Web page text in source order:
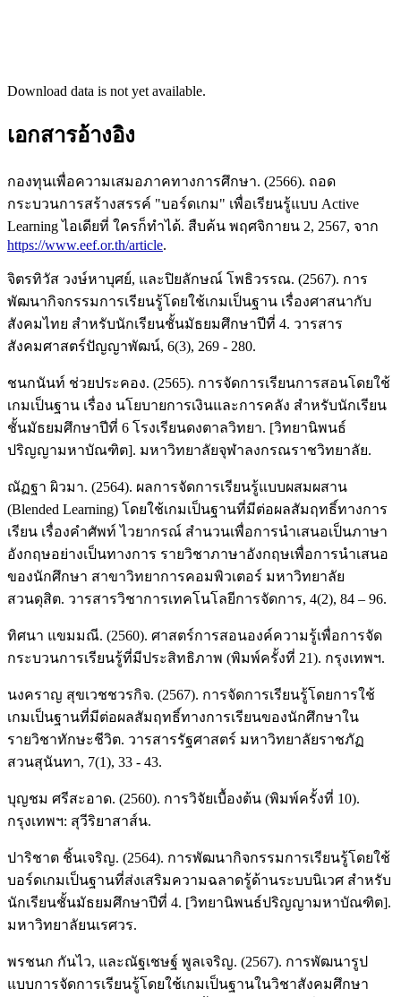
Download data is not yet available.
เอกสารอ้างอิง
กองทุนเพื่อความเสมอภาคทางการศึกษา. (2566). ถอด
กระบวนการสร้างสรรค์ "บอร์ดเกม" เพื่อเรียนรู้แบบ Active
Learning ไอเดียที่ ใครก็ทำได้. สืบค้น พฤศจิกายน 2, 2567, จาก
https://www.eef.or.th/article.
จิตรทิวัส วงษ์หาบุศย์, และปิยลักษณ์ โพธิวรรณ. (2567). การ
พัฒนากิจกรรมการเรียนรู้โดยใช้เกมเป็นฐาน เรื่องศาสนากับ
สังคมไทย สำหรับนักเรียนชั้นมัธยมศึกษาปีที่ 4. วารสาร
สังคมศาสตร์ปัญญาพัฒน์, 6(3), 269 - 280.
ชนกนันท์ ช่วยประคอง. (2565). การจัดการเรียนการสอนโดยใช้
เกมเป็นฐาน เรื่อง นโยบายการเงินและการคลัง สำหรับนักเรียน
ชั้นมัธยมศึกษาปีที่ 6 โรงเรียนดงตาลวิทยา. [วิทยานิพนธ์
ปริญญามหาบัณฑิต]. มหาวิทยาลัยจุฬาลงกรณราชวิทยาลัย.
ณัฏฐา ผิวมา. (2564). ผลการจัดการเรียนรู้แบบผสมผสาน
(Blended Learning) โดยใช้เกมเป็นฐานที่มีต่อผลสัมฤทธิ์ทางการ
เรียน เรื่องคำศัพท์ ไวยากรณ์ สำนวนเพื่อการนำเสนอเป็นภาษา
อังกฤษอย่างเป็นทางการ รายวิชาภาษาอังกฤษเพื่อการนำเสนอ
ของนักศึกษา สาขาวิทยาการคอมพิวเตอร์ มหาวิทยาลัย
สวนดุสิต. วารสารวิชาการเทคโนโลยีการจัดการ, 4(2), 84 – 96.
ทิศนา แขมมณี. (2560). ศาสตร์การสอนองค์ความรู้เพื่อการจัด
กระบวนการเรียนรู้ที่มีประสิทธิภาพ (พิมพ์ครั้งที่ 21). กรุงเทพฯ.
นงคราญ สุขเวชชวรกิจ. (2567). การจัดการเรียนรู้โดยการใช้
เกมเป็นฐานที่มีต่อผลสัมฤทธิ์ทางการเรียนของนักศึกษาใน
รายวิชาทักษะชีวิต. วารสารรัฐศาสตร์ มหาวิทยาลัยราชภัฏ
สวนสุนันทา, 7(1), 33 - 43.
บุญชม ศรีสะอาด. (2560). การวิจัยเบื้องต้น (พิมพ์ครั้งที่ 10).
กรุงเทพฯ: สุวีริยาสาส์น.
ปาริชาต ชิ้นเจริญ. (2564). การพัฒนากิจกรรมการเรียนรู้โดยใช้
บอร์ดเกมเป็นฐานที่ส่งเสริมความฉลาดรู้ด้านระบบนิเวศ สำหรับ
นักเรียนชั้นมัธยมศึกษาปีที่ 4. [วิทยานิพนธ์ปริญญามหาบัณฑิต].
มหาวิทยาลัยนเรศวร.
พรชนก กันไว, และณัฐเชษฐ์ พูลเจริญ. (2567). การพัฒนารูป
แบบการจัดการเรียนรู้โดยใช้เกมเป็นฐานในวิชาสังคมศึกษา